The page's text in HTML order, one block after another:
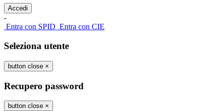
-
Entra con SPID Entra con CIE
Seleziona utente
button close ×
Recupero password
button close ×